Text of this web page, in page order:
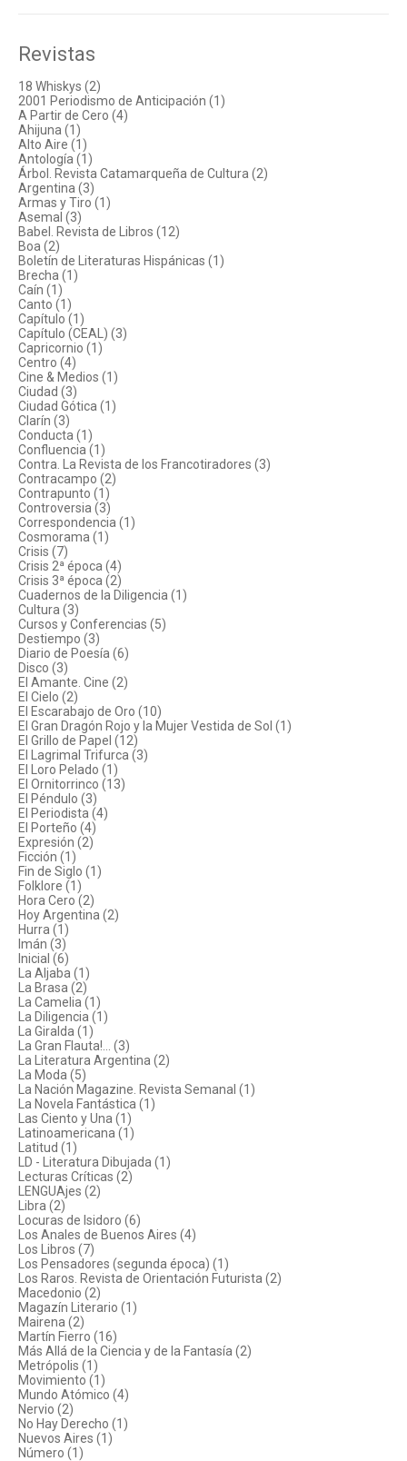
Revistas
18 Whiskys (2)
2001 Periodismo de Anticipación (1)
A Partir de Cero (4)
Ahijuna (1)
Alto Aire (1)
Antología (1)
Árbol. Revista Catamarqueña de Cultura (2)
Argentina (3)
Armas y Tiro (1)
Asemal (3)
Babel. Revista de Libros (12)
Boa (2)
Boletín de Literaturas Hispánicas (1)
Brecha (1)
Caín (1)
Canto (1)
Capítulo (1)
Capítulo (CEAL) (3)
Capricornio (1)
Centro (4)
Cine & Medios (1)
Ciudad (3)
Ciudad Gótica (1)
Clarín (3)
Conducta (1)
Confluencia (1)
Contra. La Revista de los Francotiradores (3)
Contracampo (2)
Contrapunto (1)
Controversia (3)
Correspondencia (1)
Cosmorama (1)
Crisis (7)
Crisis 2ª época (4)
Crisis 3ª época (2)
Cuadernos de la Diligencia (1)
Cultura (3)
Cursos y Conferencias (5)
Destiempo (3)
Diario de Poesía (6)
Disco (3)
El Amante. Cine (2)
El Cielo (2)
El Escarabajo de Oro (10)
El Gran Dragón Rojo y la Mujer Vestida de Sol (1)
El Grillo de Papel (12)
El Lagrimal Trifurca (3)
El Loro Pelado (1)
El Ornitorrinco (13)
El Péndulo (3)
El Periodista (4)
El Porteño (4)
Expresión (2)
Ficción (1)
Fin de Siglo (1)
Folklore (1)
Hora Cero (2)
Hoy Argentina (2)
Hurra (1)
Imán (3)
Inicial (6)
La Aljaba (1)
La Brasa (2)
La Camelia (1)
La Diligencia (1)
La Giralda (1)
La Gran Flauta!... (3)
La Literatura Argentina (2)
La Moda (5)
La Nación Magazine. Revista Semanal (1)
La Novela Fantástica (1)
Las Ciento y Una (1)
Latinoamericana (1)
Latitud (1)
LD - Literatura Dibujada (1)
Lecturas Críticas (2)
LENGUAjes (2)
Libra (2)
Locuras de Isidoro (6)
Los Anales de Buenos Aires (4)
Los Libros (7)
Los Pensadores (segunda época) (1)
Los Raros. Revista de Orientación Futurista (2)
Macedonio (2)
Magazín Literario (1)
Mairena (2)
Martín Fierro (16)
Más Allá de la Ciencia y de la Fantasía (2)
Metrópolis (1)
Movimiento (1)
Mundo Atómico (4)
Nervio (2)
No Hay Derecho (1)
Nuevos Aires (1)
Número (1)